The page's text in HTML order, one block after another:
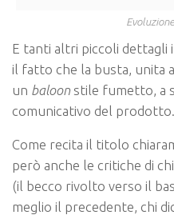
E tanti altri piccoli dettagli
il fatto che la busta, unita
un baloon stile fumetto, a
comunicativo del prodotto.
Come recita il titolo
però anche le critiche di
(il becco rivolto verso il
meglio il precedente, chi